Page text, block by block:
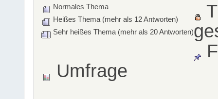
Normales Thema
Heißes Thema (mehr als 12 Antworten)
Sehr heißes Thema (mehr als 20 Antworten)
Umfrage